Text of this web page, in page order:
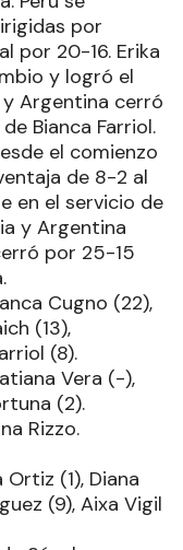
por
por 20-16. Erika
y logró el
Argentina cerró
Bianca Farriol.
el comienzo
de 8-2 al
en el servicio de
y Argentina
por 25-15
Cugno (22),
(13),
(8).
Vera (-),
(2).
Rizzo.
Ortiz (1), Diana
(9), Aixa Vigil